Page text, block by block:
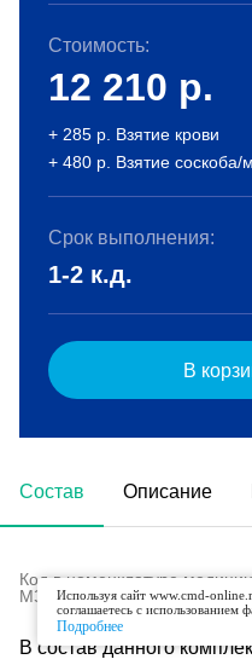
Состав Описание
Код в номенклатуре
МЗ РФ № 804н от
В состав данного
Стоимость:
12 210 р.
+ 285 р. Взятие крови
+ 480 р. Взятие соскоба/
Срок выполнения:
1-2 к.д.
В
Используя сайт www.cmd-
соглашаетесь с использованием
Подробнее